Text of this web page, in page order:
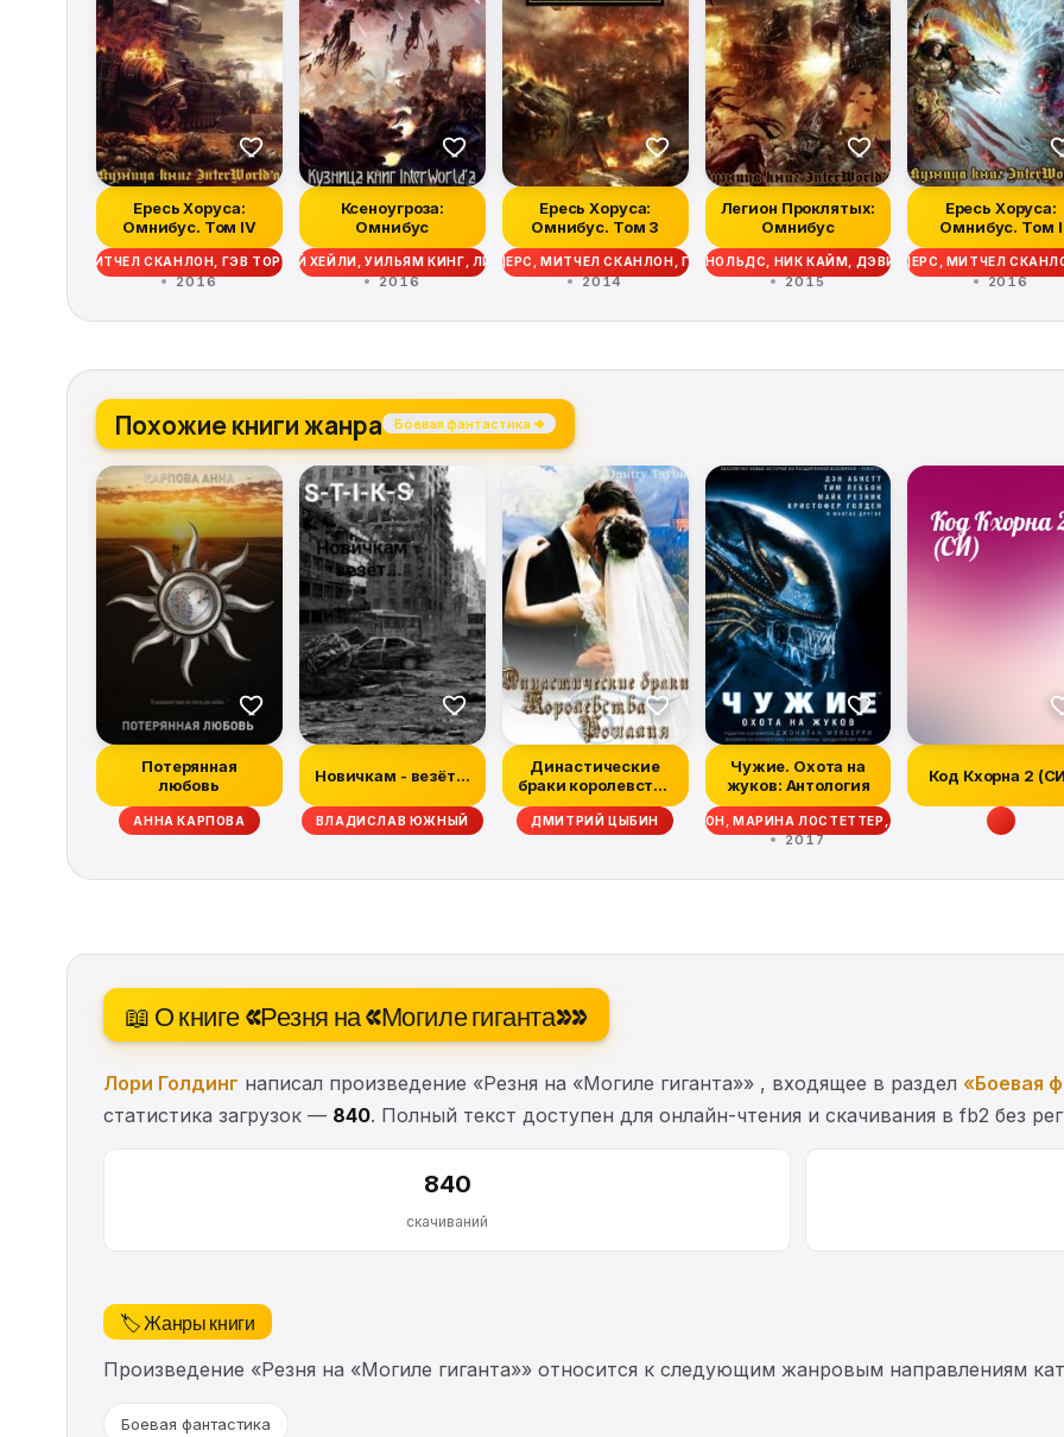
Ересь Хоруса:
Омнибус. Том IV
МИТЧЕЛ СКАНЛОН, ГЭВ ТОРП, ДЭВИД ЭННЕНДЕЙЛ, МЭТТЬЮ ФАРРЕР, ЭНДИ СМАЙЛИ, ДЖЕЙМС СВАЛЛОУ, ЭНТОНИ РЕЙНОЛЬДС,
2016
Ксеноугроза:
Омнибус
КЭМПБЕЛЛ, ЭНДИ ЧАМБЕРС, ГАЙ ХЕЙЛИ, УИЛЬЯМ КИНГ, ЛИНДСИ ПЕЙТОН, ГРЭМ МАКНИЛЛ, ЛОРИ ГОЛДИНГ, МИТЧЕЛ СКАНЛОН, ЭНДИ
2016
Ересь Хоруса:
Омнибус. Том 3
ФРЕНЧ, НИК КАЙМ, ГАЙ ХЕЙЛИ, МАЙК ЛИ, КРИС РАЙТ, РОБ САНДЕРС, МИТЧЕЛ СКАНЛОН, ГЭВ ТОРП, ДЭВИД ЭННЕНДЕЙЛ, МЭТТЬЮ
2014
Легион Проклятых:
Омнибус
РОБ САНДЕРС, КРИСТИАН ДАНН, ДЖОШ РЕЙНОЛЬДС, НИК КАЙМ, ДЭВИД ЭННЕНДЕЙЛ, ГРЭМ
2015
Ересь Хоруса:
Омнибус. Том I
МАКНИЛЛ, ААРОН ДЕМБСКИ-БОУДЕН, БЕН КАУНТЕР, ДЖОН ФРЕНЧ, НИК КАЙМ, ГАЙ ХЕЙЛИ, МАЙК ЛИ, КРИС РАЙТ, РОБ САНДЕРС, МИТЧЕЛ
2016
ДЭН АБНЕТТ, ГРЭМ МАКНИЛЛ, ААРОН ДЕМБСКИ-БОУДЕН, БЕН КАУНТЕР, ДЖОН ФРЕНЧ, НИК КАЙМ, ГАЙ ХЕЙЛИ, МАЙК ЛИ, КРИС
Похожие книги жанра Боевая фантастика →
Потерянная
любовь
АННА КАРПОВА
Новичкам - везёт...
ВЛАДИСЛАВ ЮЖНЫЙ
Династические
браки королевства
Рошалия
ДМИТРИЙ ЦЫБИН
Чужие. Охота на
жуков: Антология
ХИЗЕР ГРЭМ, ДЭН АБНЕТТ, РЭЙЧЕЛ КЕЙН, ТИМ ЛЕББОН, СКОТТ СИГЛЕР, ДЭЙВ ВОЛВЕРТОН, МАРИНА ЛОСТЕТТЕР, УЭСТОН ОКС,
2017
Код Кхорна 2
📖 О книге «Резня на «Могиле гиганта»»
Лори Голдинг написал произведение «Резня на «Могиле гиганта»» , входящее в раздел «Боевая
статистика загрузок — 840. Полный текст доступен для онлайн-чтения и скачивания в fb2 без
840
скачиваний
🏷️ Жанры книги
Произведение «Резня на «Могиле гиганта»» относится к следующим жанровым направлениям
Боевая фантастика